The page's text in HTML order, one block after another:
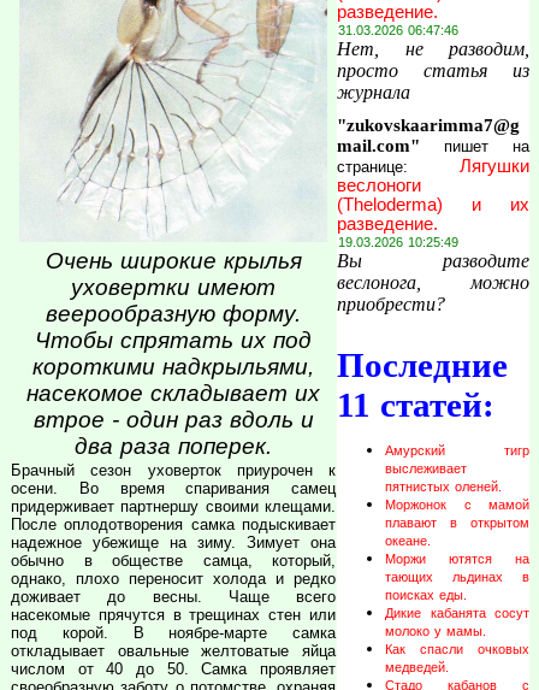
Очень широкие крылья
уховертки имеют
веерообразную форму.
Чтобы спрятать их под
короткими надкрыльями,
насекомое складывает их
втрое - один раз вдоль и
два раза поперек.
Брачный сезон уховерток приурочен к
осени. Во время спаривания самец
придерживает партнершу своими клещами.
После оплодотворения самка подыскивает
надежное убежище на зиму. Зимует она
обычно в обществе самца, который,
однако, плохо переносит холода и редко
доживает до весны. Чаще всего
насекомые прячутся в трещинах стен или
под корой. В ноябре-марте самка
откладывает овальные желтоватые яйца
числом от 40 до 50. Самка проявляет
разведение.
31.03.2026 06:47:46
Нет, не разводим,
просто статья из
журнала
"zukovskaarimma7@g
mail.com" пишет на
странице: Лягушки
веслоноги
(Theloderma) и их
разведение.
19.03.2026 10:25:49
Вы разводите
веслонога, можно
приобрести?
Последние
11 статей:
Амурский тигр
выслеживает
пятнистых оленей.
Моржонок с мамой
плавают в открытом
океане.
Моржи ютятся на
тающих льдинах в
поисках еды.
Дикие кабанята сосут
молоко у мамы.
Как спасли очковых
медведей.
Стадо кабанов с